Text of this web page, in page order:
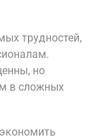
трудностей,
но
в сложных